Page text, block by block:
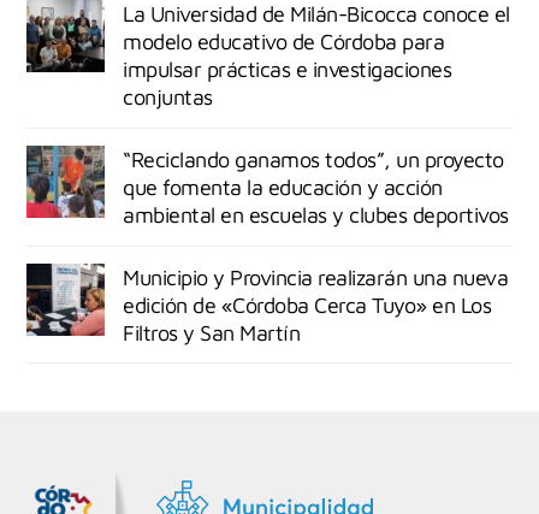
La Universidad de Milán-Bicocca conoce el
modelo educativo de Córdoba para
impulsar prácticas e investigaciones
conjuntas
“Reciclando ganamos todos”, un proyecto
que fomenta la educación y acción
ambiental en escuelas y clubes deportivos
Municipio y Provincia realizarán una nueva
edición de «Córdoba Cerca Tuyo» en Los
Filtros y San Martín